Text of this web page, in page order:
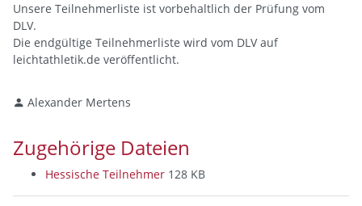
Unsere Teilnehmerliste ist vorbehaltlich der Prüfung vom
DLV.
Die endgültige Teilnehmerliste wird vom DLV auf
leichtathletik.de veröffentlicht.
Alexander Mertens
Zugehörige Dateien
Hessische Teilnehmer 128 KB